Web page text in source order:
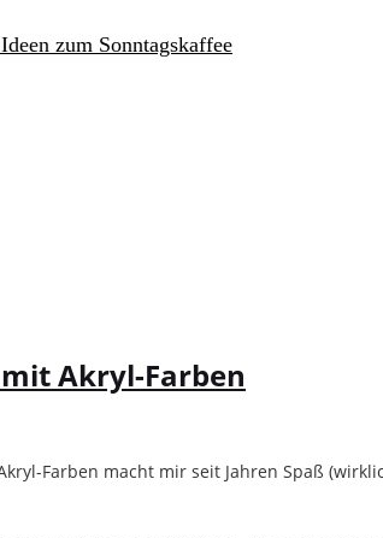
zum Sonntagskaffee
Akryl-Farben
Farben macht mir seit Jahren Spaß